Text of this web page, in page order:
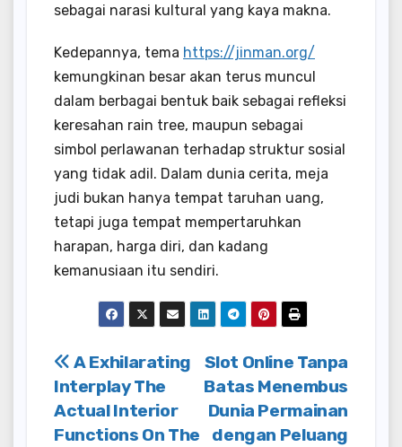
sebagai narasi kultural yang kaya makna.
Kedepannya, tema https://jinman.org/
kemungkinan besar akan terus muncul
dalam berbagai bentuk baik sebagai refleksi
keresahan rain tree, maupun sebagai
simbol perlawanan terhadap struktur sosial
yang tidak adil. Dalam dunia cerita, meja
judi bukan hanya tempat taruhan uang,
tetapi juga tempat mempertaruhkan
harapan, harga diri, dan kadang
kemanusiaan itu sendiri.
Post
navigation
Slot Online Tanpa
Batas Menembus
Dunia Permainan
dengan Peluang
A Exhilarating
Interplay The
Actual Interior
Functions On The